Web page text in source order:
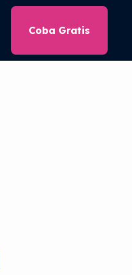
Coba Gratis